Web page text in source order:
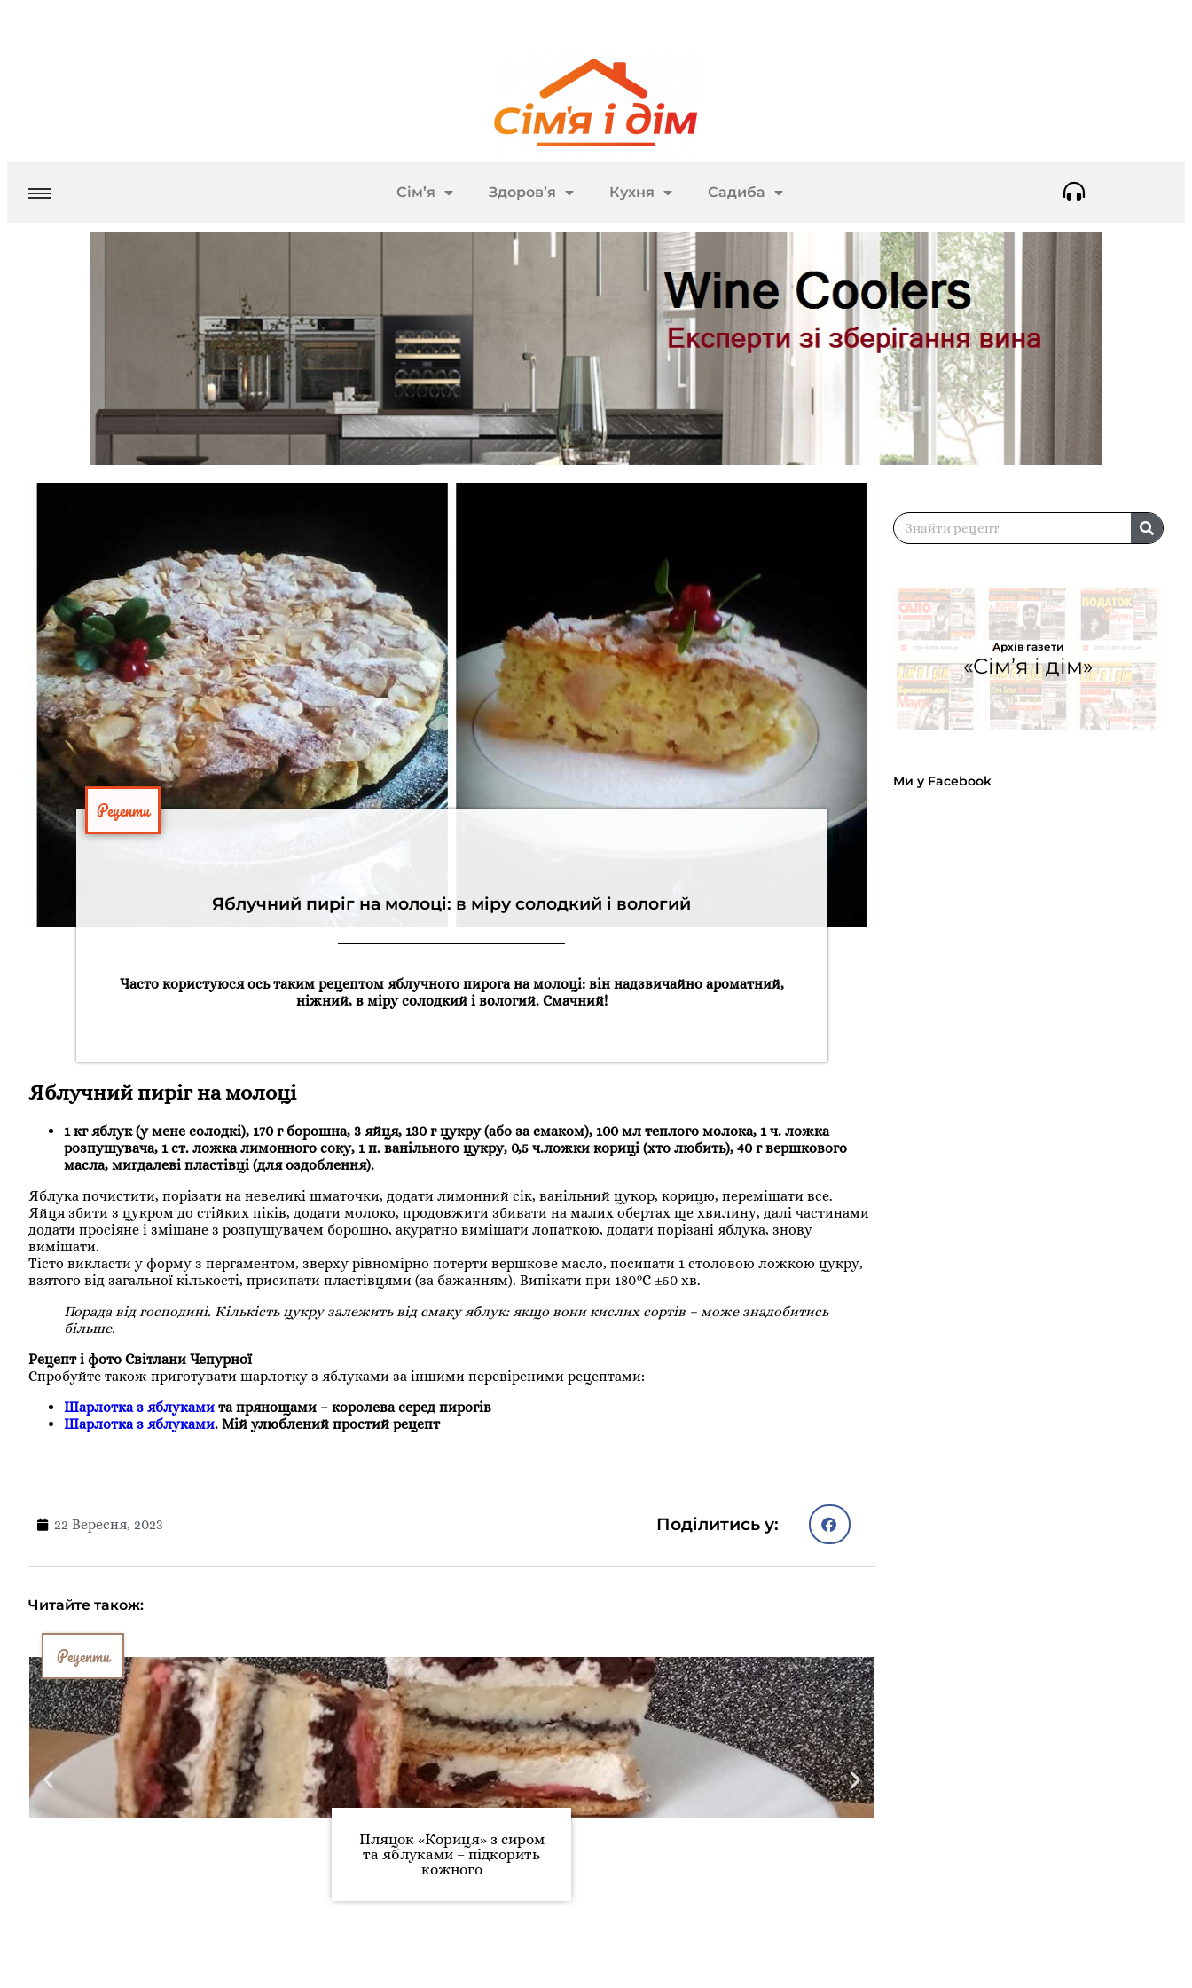
Сім’я Здоров’я Кухня Садиба
Рецепти
Яблучний пиріг на молоці: в міру солодкий і вологий
Часто користуюся ось таким рецептом яблучного пирога на молоці: він надзвичайно ароматний,
ніжний, в міру солодкий і вологий. Смачний!
Яблучний пиріг на молоці
1 кг яблук (у мене солодкі), 170 г борошна, 3 яйця, 130 г цукру (або за смаком), 100 мл теплого молока, 1 ч. ложка
розпушувача, 1 ст. ложка лимонного соку, 1 п. ванільного цукру, 0,5 ч.ложки кориці (хто любить), 40 г вершкового
масла, мигдалеві пластівці (для оздоблення).
Яблука почистити, порізати на невеликі шматочки, додати лимонний сік, ванільний цукор, корицю, перемішати все.
Яйця збити з цукром до стійких піків, додати молоко, продовжити збивати на малих обертах ще хвилину, далі частинами
додати просіяне і змішане з розпушувачем борошно, акуратно вимішати лопаткою, додати порізані яблука, знову
вимішати.
Тісто викласти у форму з пергаментом, зверху рівномірно потерти вершкове масло, посипати 1 столовою ложкою цукру,
взятого від загальної кількості, присипати пластівцями (за бажанням). Випікати при 180°С ±50 хв.
Порада від господині. Кількість цукру залежить від смаку яблук: якщо вони кислих сортів – може знадобитись
більше.
Рецепт і фото Світлани Чепурної
Спробуйте також приготувати шарлотку з яблуками за іншими перевіреними рецептами:
Шарлотка з яблуками та прянощами – королева серед пирогів
Шарлотка з яблуками. Мій улюблений простий рецепт
22 Вересня, 2023 Поділитись у:
Читайте також:
Рецепти
Пляцок «Кориця» з сиром
та яблуками – підкорить
кожного
Архів газети
«Сім’я і дім»
Ми у Facebook